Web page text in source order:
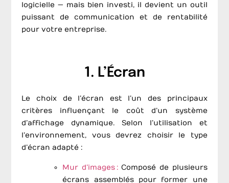
logicielle — mais bien investi, il devient un outil
puissant de communication et de rentabilité
pour votre entreprise.
1. L’Écran
Le choix de l’écran est l’un des principaux
critères influençant le coût d’un système
d’affichage dynamique. Selon l’utilisation et
l’environnement, vous devrez choisir le type
d’écran adapté :
Mur d’images :Composé de plusieurs
écrans assemblés pour former une